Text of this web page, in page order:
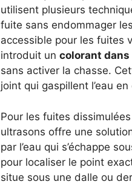
utilisent plusieurs
fuite sans endommager
accessible pour les fuites
introduit un colorant
sans activer la chasse.
joint qui gaspillent l’eau
Pour les fuites
ultrasons offre une
par l’eau qui s’échappe
pour localiser le point
situe sous une dalle ou